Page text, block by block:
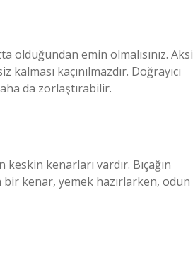
olduğundan emin olmalısınız. Aksi
kaçınılmazdır. Doğrayıcı
da zorlaştırabilir.
keskin kenarları vardır. Bıçağın
kenar, yemek hazırlarken, odun